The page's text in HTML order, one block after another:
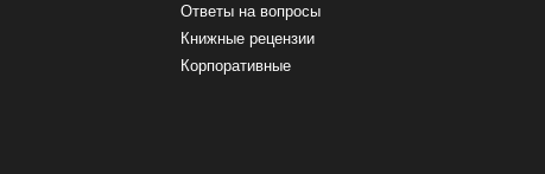
Ответы на вопросы
Книжные рецензии
Корпоративные